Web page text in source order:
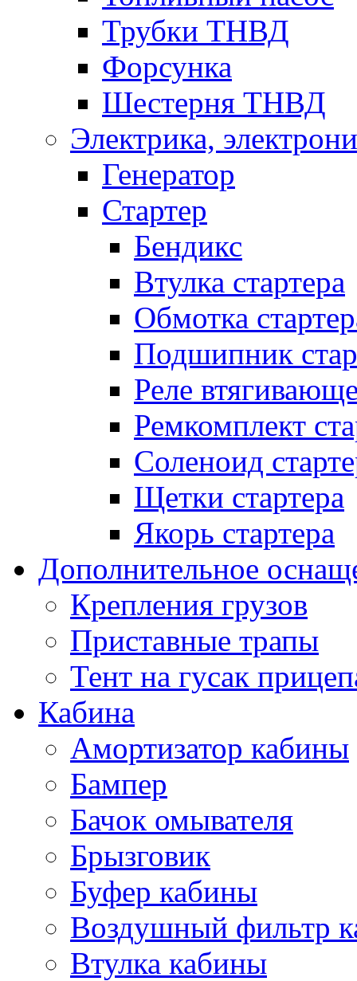
Трубки ТНВД
Форсунка
Шестерня ТНВД
Электрика,
Генератор
Стартер
Бендикс
Втулка стартера
Обмотка
Подшипник
Реле
Ремкомплект
Соленоид
Щетки стартера
Якорь стартера
Дополнительное
Крепления грузов
Приставные трапы
Тент на гусак
Кабина
Амортизатор кабины
Бампер
Бачок омывателя
Брызговик
Буфер кабины
Воздушный фильтр
Втулка кабины